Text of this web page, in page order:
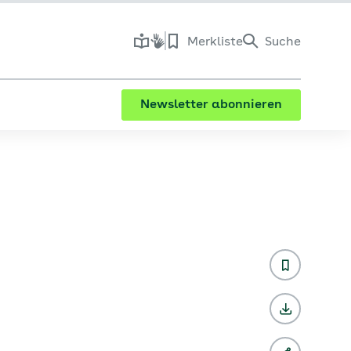
Merkliste Suche
Newsletter abonnieren